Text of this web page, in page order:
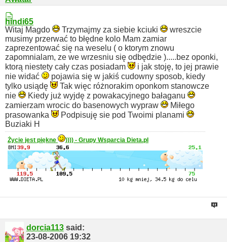
Witaj Magdo Trzymajmy za siebie kciuki
wreszcie
musimy przerwać to błędne kolo Mam zamiar
zaprezentować się na weselu ( o ktorym znowu
zapomnialam, ze we wrzesniu się odbędzie ).....bez oponki,
ktorą niestety cały czas posiadam
i jak stoję, to jej prawie
nie widać
pojawia się w jakiś cudowny sposob, kiedy
tylko usiądę
Tak więc różnorakim oponkom stanowcze
nie
Kiedy już wyjdę z powakacyjnego bałaganu
zamierzam wrocic do basenowych wypraw
Miłego
prasowanka
Podpisuję sie pod Twoimi planami
Buziaki H
Życie jest piękne )))) - Grupy Wsparcia Dieta.pl
dorcia113said:
23-08-2006 19:32